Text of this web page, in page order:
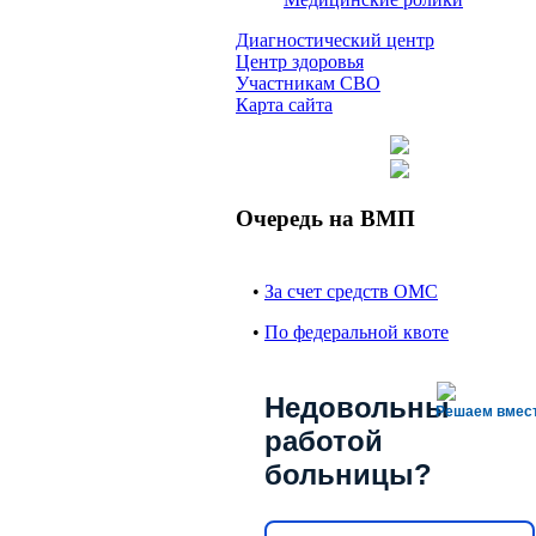
Диагностический центр
Центр здоровья
Участникам СВО
Карта сайта
Очередь на ВМП
• За счет средств ОМС
• По федеральной квоте
Решаем
Недовольны
работой
больницы?